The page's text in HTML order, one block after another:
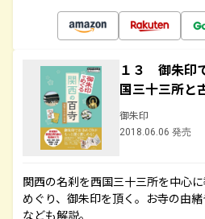
１３ 御朱印
国三十三所と
御朱印
2018.06.06 発売
関西の名刹を西国三十三所を中心
めぐり、御朱印を頂く。お寺の由
なども解説。